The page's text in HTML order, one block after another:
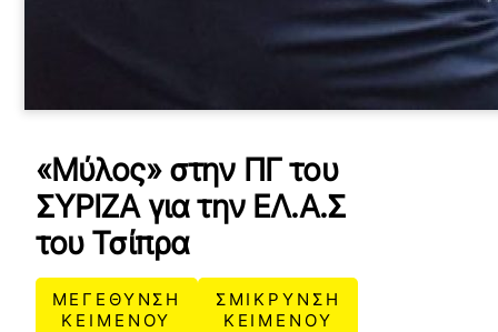
«Μύλος» στην ΠΓ του
ΣΥΡΙΖΑ για την ΕΛ.Α.Σ
του Τσίπρα
ΜΕΓΕΘΥΝΣΗ
ΚΕΙΜΕΝΟΥ
ΣΜΙΚΡΥΝΣΗ
ΚΕΙΜΕΝΟΥ